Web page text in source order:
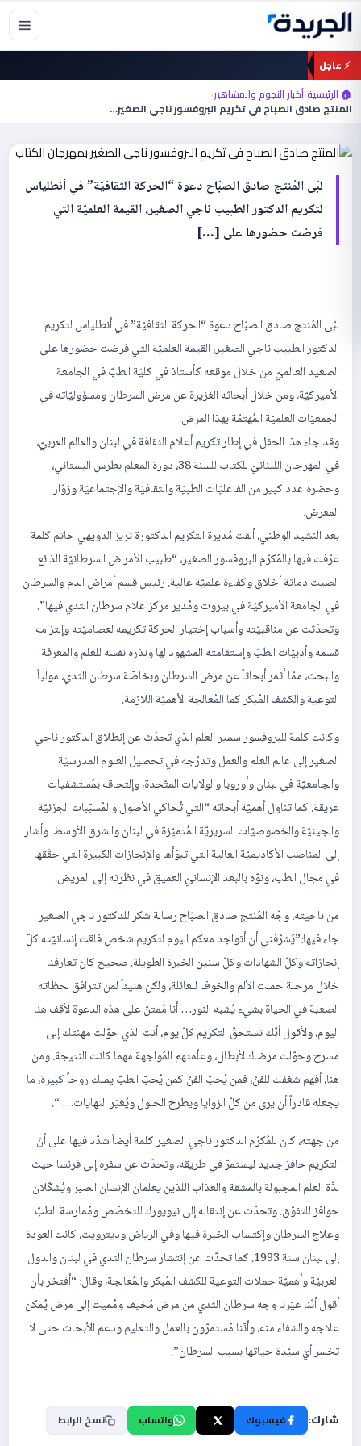
تخطي
المحتوى
⚡ عاجل
🏠 الرئيسية›أخبار النجوم والمشاهير›
المنتج صادق الصباح في تكريم البروفسور ناجي الصغير…
أخبار النجوم والمشاهير
المنتج صادق الصباح في تكريم البروفسور ناجي
لبّى المُنتج صادق الصبّاح دعوة “الحركة الثقافيّة” في أنطلياس
لتكريم الدكتور الطبيب ناجي الصغير، القيمة العلميّة التي
فرضت حضورها على […]
لبّى المُنتج صادق الصبّاح دعوة “الحركة الثقافيّة” في أنطلياس لتكريم
الدكتور الطبيب ناجي الصغير، القيمة العلميّة التي فرضت حضورها على
الصعيد العالميّ من خلال موقعه كأستاذ في كليّة الطبّ في الجامعة
الأميركيّة، ومن خلال أبحاثه الغزيرة عن مرض السرطان ومسؤوليّاته في
الجمعيّات العلميّة المُهتمّة بهذا المرض.
وقد جاء هذا الحفل في إطار تكريم أعلام الثقافة في لبنان والعالم العربيّ،
في المهرجان اللبنانيّ للكتاب للسنة 38، دورة المعلم بطرس البستاني،
وحضره عدد كبير من الفاعليّات الطبيّة والثقافيّة والإجتماعيّة وزوّار
المعرض.
بعد النشيد الوطني، ألقت مُديرة التكريم الدكتورة تريز الدويهي حاتم كلمة
عرّفت فيها بالمُكرّم البروفسور الصغير، “طبيب الأمراض السرطانيّة الذائع
الصيت دماثة أخلاق وكفاءة علميّة عالية. رئيس قسم أمراض الدم والسرطان
في الجامعة الأميركيّة في بيروت ومُدير مركز علام سرطان الثدي فيها”.
وتحدّثت عن مناقبيّته وأسباب إختيار الحركة تكريمه لعصاميّته وإلتزامه
قسمه وأدبيّات الطبّ وإستقامته المشهود لها ونذره نفسه للعلم والمعرفة
والبحث، ممّا أثمر أبحاثاً عن مرض السرطان وبخاصّة سرطان الثدي، مولياً
التوعية والكشف المُبكر كما المُعالجة الأهميّة اللازمة.
وكانت كلمة للبروفسور سمير العلم الذي تحدّث عن إنطلاق الدكتور ناجي
الصغير إلى عالم العلم والعمل وتدرّجه في تحصيل العلوم المدرسيّة
والجامعيّة في لبنان وأوروبا والولايات المتّحدة، وإلتحاقه بمُستشفيات
عريقة. كما تناول أهميّة أبحاثه “التي تُحاكي الأصول والمُسبّبات الجزئيّة
والجينيّة والخصوصيّات السريريّة المُتميّزة في لبنان والشرق الأوسط. وأشار
إلى المناصب الأكاديميّة العالية التي تبوّأها والإنجازات الكبيرة التي حقّقها
في مجال الطب، ونوّه بالبعد الإنسانيّ العميق في نظرته إلى المريض.
من ناحيته، وجّه المُنتج صادق الصبّاح رسالة شكر للدكتور ناجي الصغير
جاء فيها:”يُشرّفني أن أتواجد معكم اليوم لتكريم شخص فاقت إنسانيّته كلّ
إنجازاته وكلّ الشهادات وكلّ سنين الخبرة الطويلة. صحيح كان تعارفنا
خلال مرحلة حملت الألم والخوف للعائلة، ولكن هنيئاً لمن تترافق لحظاته
الصعبة في الحياة بشيء يُشبه النور… أنا مُمتنّ على هذه الدعوة لأقف هنا
اليوم، ولأقول أنّك تستحقّ التكريم كلّ يوم، أنت الذي حوّلت مهنتك إلى
مسرح وحوّلت مرضاك لأبطال، وعلّمتهم المُواجهة مهما كانت النتيجة. ومن
هنا، أفهم شغفك للفنّ، فمن يُحبّ الفنّ كمن يُحبّ الطبّ يملك روحاً كبيرة، ما
يجعله قادراً أن يرى من كلّ الزوايا ويطرح الحلول ويُغيّر النهايات… “.
من جهته، كان للمُكرّم الدكتور ناجي الصغير كلمة أيضاً شدّد فيها على أنّ
التكريم حافز جديد ليستمرّ في طريقه، وتحدّث عن سفره إلى فرنسا حيث
لذّة العلم المجبولة بالمشقة والعذاب اللذين يعلمان الإنسان الصبر ويُشكّلان
حوافز للتفوّق. وتحدّث عن إنتقاله إلى نيويورك للتخصّص ومُمارسة الطبّ
وعلاج السرطان وإكتساب الخبرة فيها وفي الرياض وديترويت، كانت العودة
إلى لبنان سنة 1993. كما تحدّث عن إنتشار سرطان الثدي في لبنان والدول
العربيّة وأهميّة حملات التوعية للكشف المُبكر والمُعالجة، وقال: “أفتخر بأن
أقول أنّنا غيّرنا وجه سرطان الثدي من مرض مُخيف ومُميت إلى مرض يُمكن
علاجه والشفاء منه، وأنّنا مُستمرّون بالعمل والتعليم ودعم الأبحاث حتى لا
تخسر أيّ سيّدة حياتها بسبب السرطان”.
شارك: فيسبوك واتساب نسخ الرابط